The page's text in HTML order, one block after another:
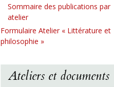
Sommaire des publications par
atelier
Formulaire Atelier « Littérature et
philosophie »
Ateliers et documents